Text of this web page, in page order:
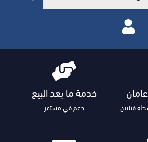
فينيين
خدمة ما بعد البيع
دعم في مستمر